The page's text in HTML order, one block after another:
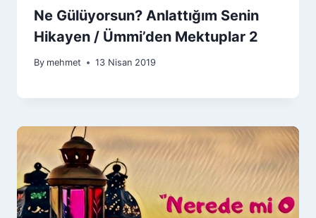
Ne Gülüyorsun? Anlattığım Senin
Hikayen / Ümmi’den Mektuplar 2
By mehmet 13 Nisan 2019